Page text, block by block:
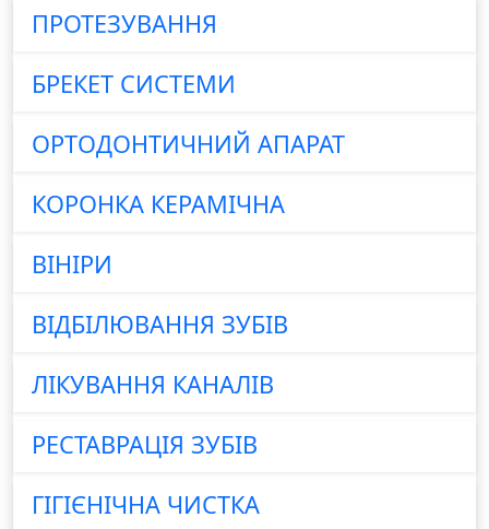
ПРОТЕЗУВАННЯ
БРЕКЕТ СИСТЕМИ
ОРТОДОНТИЧНИЙ АПАРАТ
КОРОНКА КЕРАМІЧНА
ВІНІРИ
ВІДБІЛЮВАННЯ ЗУБІВ
ЛІКУВАННЯ КАНАЛІВ
РЕСТАВРАЦІЯ ЗУБІВ
ГІГІЄНІЧНА ЧИСТКА